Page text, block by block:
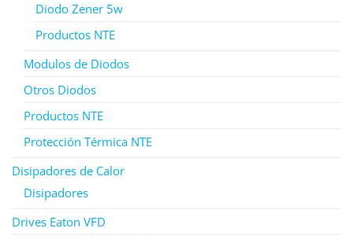
Diodo Zener 5w
Productos NTE
Modulos de Diodos
Otros Diodos
Productos NTE
Protección Térmica NTE
Disipadores de Calor
Disipadores
Drives Eaton VFD